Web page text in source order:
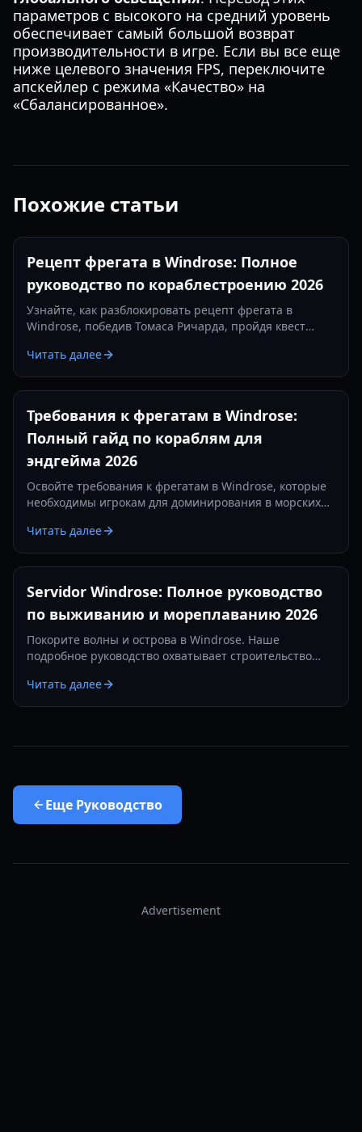
параметров с высокого на средний уровень
обеспечивает самый большой возврат
производительности в игре. Если вы все еще
ниже целевого значения FPS, переключите
апскейлер с режима «Качество» на
«Сбалансированное».
Похожие статьи
Рецепт фрегата в Windrose: Полное
руководство по кораблестроению 2026
Узнайте, как разблокировать рецепт фрегата в
Windrose, победив Томаса Ричарда, пройдя квест
изготовив железные слитки.
Читать далее
Требования к фрегатам в Windrose:
Полный гайд по кораблям для
эндгейма 2026
Освойте требования к фрегатам в Windrose, которые
необходимы игрокам для доминирования в морских
предметах защиты и тактиках на 2026 год.
Читать далее
Servidor Windrose: Полное руководство
по выживанию и мореплаванию 2026
Покорите волны и острова в Windrose. Наше
подробное руководство охватывает строительство
году.
Читать далее
Еще Руководство
Advertisement